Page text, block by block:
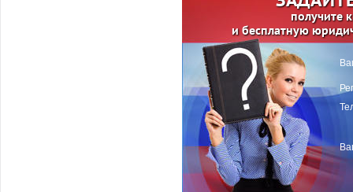
получите
и бесплатную